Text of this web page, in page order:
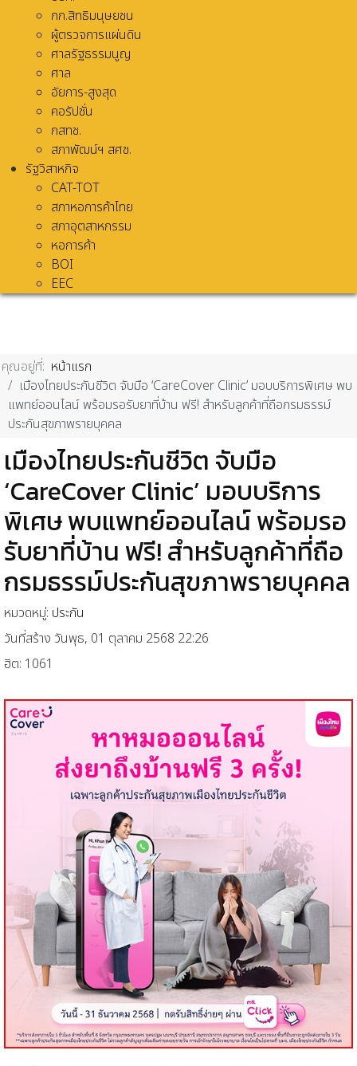
กก.สิทธิมนุษยชน
ผู้ตรวจการแผ่นดิน
ศาลรัฐธรรมนูญ
ศาล
อัยการ-สูงสุด
คอรัปชั่น
กสทช.
สภาพัฒน์ฯ สศช.
รัฐวิสาหกิจ
CAT-TOT
สภาหอการค้าไทย
สภาอุตสาหกรรม
หอการค้า
BOI
EEC
คุณอยู่ที่: หน้าแรก
เมืองไทยประกันชีวิต จับมือ ‘CareCover Clinic’ มอบบริการพิเศษ พบ
แพทย์ออนไลน์ พร้อมรอรับยาที่บ้าน ฟรี! สำหรับลูกค้าที่ถือกรมธรรม์
ประกันสุขภาพรายบุคคล
เมืองไทยประกันชีวิต จับมือ
‘CareCover Clinic’ มอบบริการ
พิเศษ พบแพทย์ออนไลน์ พร้อมรอ
รับยาที่บ้าน ฟรี! สำหรับลูกค้าที่ถือ
กรมธรรม์ประกันสุขภาพรายบุคคล
หมวดหมู่: ประกัน
วันที่สร้าง วันพุธ, 01 ตุลาคม 2568 22:26
ฮิต: 1061